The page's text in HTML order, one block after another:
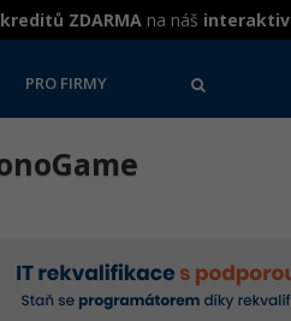
ZDARMA na náš
PRO FIRMY